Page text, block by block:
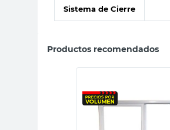
Sistema de Cierre
Productos recomendados